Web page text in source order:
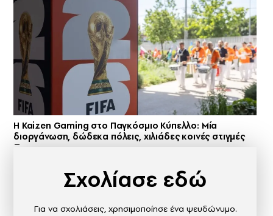
H Kaizen Gaming στο Παγκόσμιο Kύπελλο: Μία
διοργάνωση, δώδεκα πόλεις, χιλιάδες κοινές στιγμές
Σχολίασε εδώ
Για να σχολιάσεις, χρησιμοποίησε ένα ψευδώνυμο.